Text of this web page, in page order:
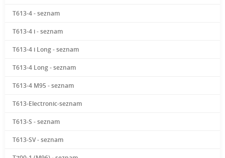
T613-4 - seznam
T613-4 i - seznam
T613-4 i Long - seznam
T613-4 Long - seznam
T613-4 M95 - seznam
T613-Electronic-seznam
T613-S - seznam
T613-SV - seznam